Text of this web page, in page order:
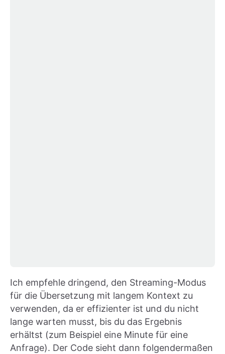
Ich empfehle dringend, den Streaming-Modus
für die Übersetzung mit langem Kontext zu
verwenden, da er effizienter ist und du nicht
lange warten musst, bis du das Ergebnis
erhältst (zum Beispiel eine Minute für eine
Anfrage). Der Code sieht dann folgendermaßen